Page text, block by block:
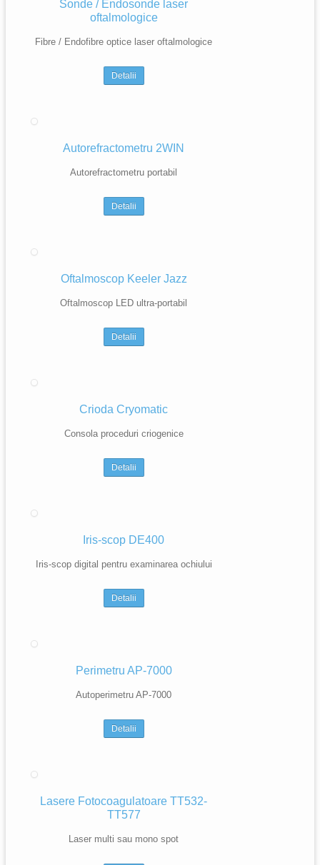
Sonde / Endosonde laser
oftalmologice
Fibre / Endofibre optice laser oftalmologice
Detalii
Autorefractometru 2WIN
Autorefractometru portabil
Detalii
Oftalmoscop Keeler Jazz
Oftalmoscop LED ultra-portabil
Detalii
Crioda Cryomatic
Consola proceduri criogenice
Detalii
Iris-scop DE400
Iris-scop digital pentru examinarea ochiului
Detalii
Perimetru AP-7000
Autoperimetru AP-7000
Detalii
Lasere Fotocoagulatoare TT532-
TT577
Laser multi sau mono spot